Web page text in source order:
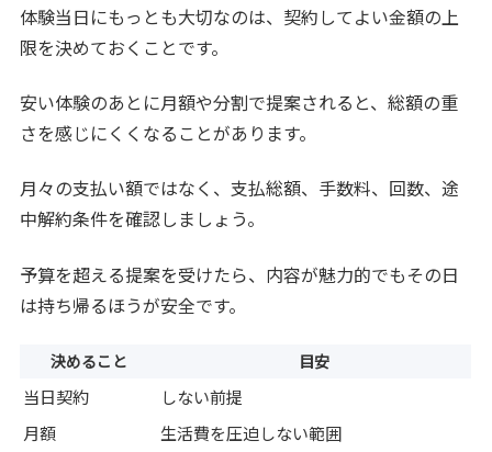
体験当日にもっとも大切なのは、契約してよい金額の上
限を決めておくことです。
安い体験のあとに月額や分割で提案されると、総額の重
さを感じにくくなることがあります。
月々の支払い額ではなく、支払総額、手数料、回数、途
中解約条件を確認しましょう。
予算を超える提案を受けたら、内容が魅力的でもその日
は持ち帰るほうが安全です。
決めること 目安
当日契約
しない前提
月額
生活費を圧迫しない範囲